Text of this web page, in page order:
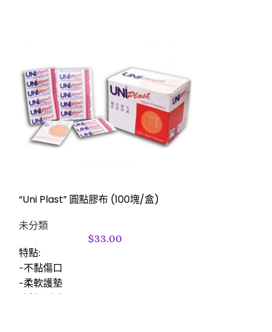
“Uni Plast” 圓點膠布 (100塊/盒)
未分類
$33.00
特點:
-不黏傷口
-柔軟護墊
-透氣,防水